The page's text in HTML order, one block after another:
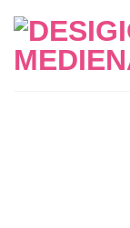
Inhalt
springen